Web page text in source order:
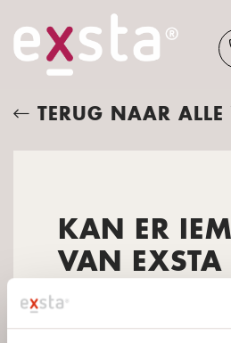
TERUG NAAR ALLE
KAN ER
VAN EXSTA
KOMEN
DE GROEP?